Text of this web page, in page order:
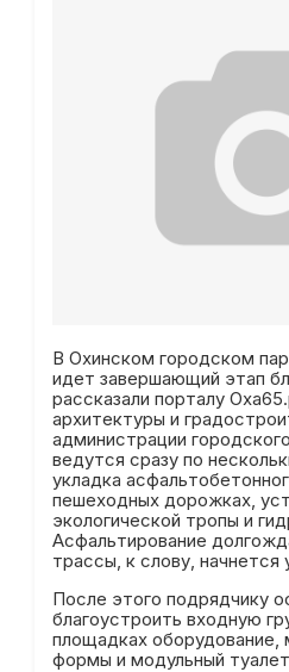
В Охинском городском
идет завершающий этап
рассказали порталу
архитектуры и
администрации
ведутся сразу по
укладка
пешеходных дорожках,
экологической тропы и
Асфальтирование
трассы, к слову,
После этого подрядчику
благоустроить входную
площадках оборудование,
формы и модульный